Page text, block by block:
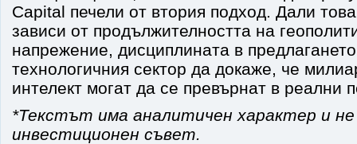
Capital печели от втория подход. Дали
зависи от продължителността на
напрежение, дисциплината в
технологичния сектор да докаже, че
интелект могат да се превърнат в реални
*Текстът има аналитичен характер и
инвестиционен съвет.